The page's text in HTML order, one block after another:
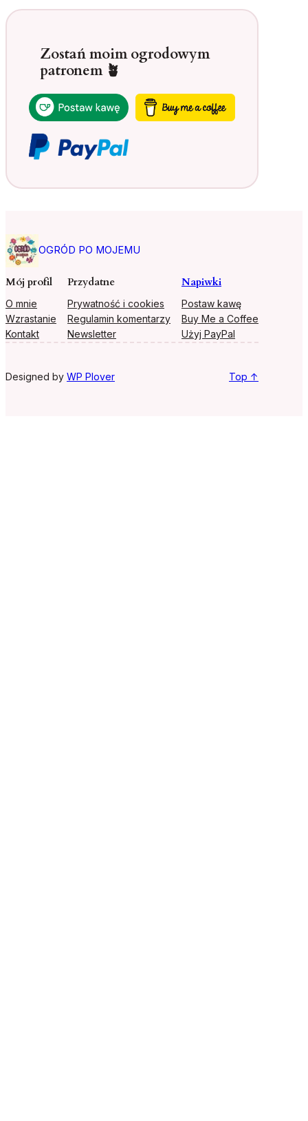
Zostań moim ogrodowym
patronem 🪴
OGRÓD PO MOJEMU
Mój profil
O mnie
Wzrastanie
Kontakt
Przydatne
Prywatność i cookies
Regulamin komentarzy
Newsletter
Napiwki
Postaw kawę
Buy Me a Coffee
Użyj PayPal
Designed by WP Plover Top ↑